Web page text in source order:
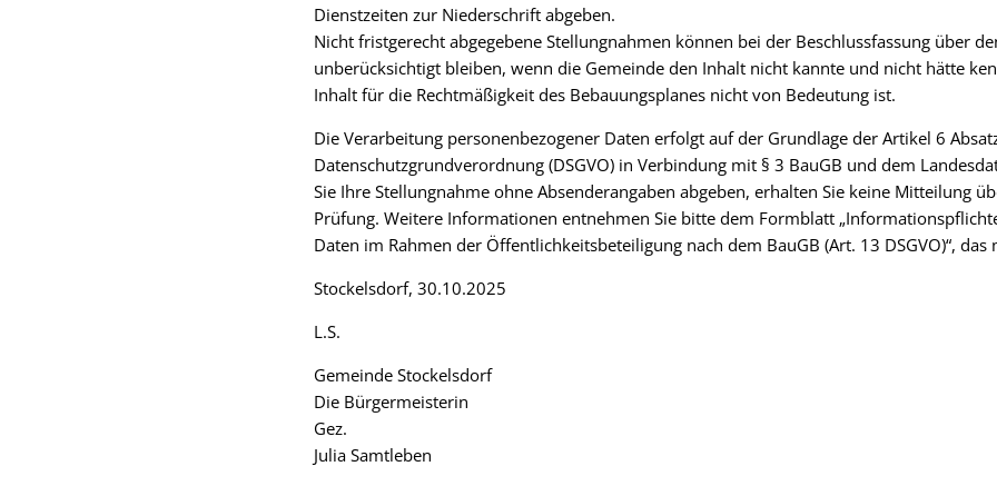
Dienstzeiten zur Niederschrift abgeben.
Nicht fristgerecht abgegebene Stellungnahmen können bei der Beschlussfassung über
unberücksichtigt bleiben, wenn die Gemeinde den Inhalt nicht kannte und nicht hätte
Inhalt für die Rechtmäßigkeit des Bebauungsplanes nicht von Bedeutung ist.
Die Verarbeitung personenbezogener Daten erfolgt auf der Grundlage der Artikel 6
Datenschutzgrundverordnung (DSGVO) in Verbindung mit § 3 BauGB und dem
Sie Ihre Stellungnahme ohne Absenderangaben abgeben, erhalten Sie keine Mitteilung
Prüfung. Weitere Informationen entnehmen Sie bitte dem Formblatt
Daten im Rahmen der Öffentlichkeitsbeteiligung nach dem BauGB (Art. 13 DSGVO)“, das
Stockelsdorf, 30.10.2025
L.S.
Gemeinde Stockelsdorf
Die Bürgermeisterin
Gez.
Julia Samtleben